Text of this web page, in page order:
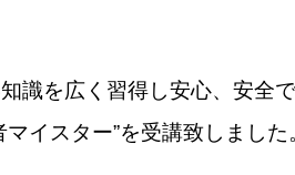
識を広く習得し安心、安全
イスター”を受講致しました